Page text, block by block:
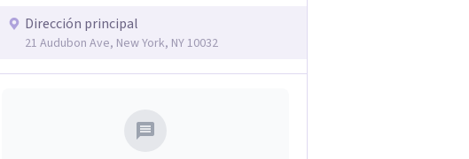
Dirección principal
21 Audubon Ave, New York, NY 10032